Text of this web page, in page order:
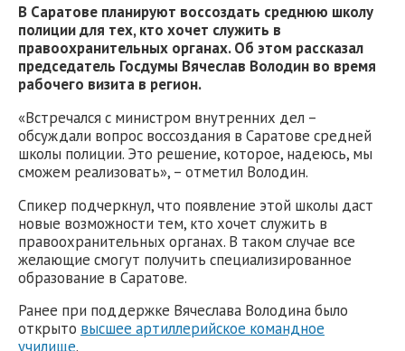
В Саратове планируют воссоздать среднюю школу
полиции для тех, кто хочет служить в
правоохранительных органах. Об этом рассказал
председатель Госдумы Вячеслав Володин во время
рабочего визита в регион.
«Встречался с министром внутренних дел –
обсуждали вопрос воссоздания в Саратове средней
школы полиции. Это решение, которое, надеюсь, мы
сможем реализовать», – отметил Володин.
Спикер подчеркнул, что появление этой школы даст
новые возможности тем, кто хочет служить в
правоохранительных органах. В таком случае все
желающие смогут получить специализированное
образование в Саратове.
Ранее при поддержке Вячеслава Володина было
открыто высшее артиллерийское командное
училище.